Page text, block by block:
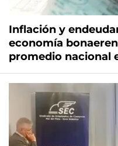
Inflación y
economía
promedio nacional